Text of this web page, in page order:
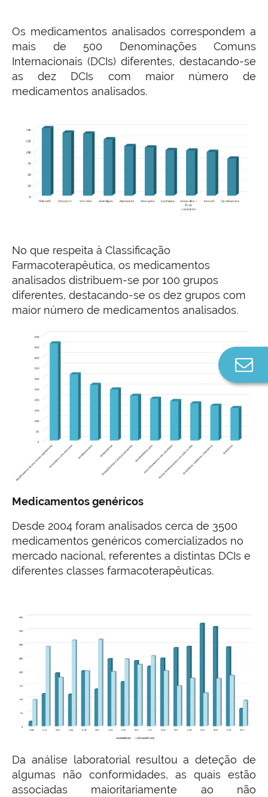
Os medicamentos analisados correspondem a
mais de 500 Denominações Comuns
Internacionais (DCIs) diferentes, destacando-se
as dez DCIs com maior número de
medicamentos analisados.
No que respeita à Classificação
Farmacoterapêutica, os medicamentos
analisados distribuem-se por 100 grupos
diferentes, destacando-se os dez grupos com
maior número de medicamentos analisados.
Medicamentos genéricos
Desde 2004 foram analisados cerca de 3500
medicamentos genéricos comercializados no
mercado nacional, referentes a distintas DCIs e
diferentes classes farmacoterapêuticas.
Da análise laboratorial resultou a deteção de
algumas não conformidades, as quais estão
associadas maioritariamente ao não